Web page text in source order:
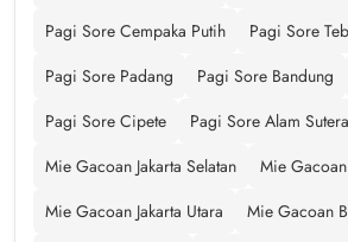
Pagi Sore Cempaka Putih
Pagi Sore
Pagi Sore Padang
Pagi Sore Bandung
Pagi Sore Cipete
Pagi Sore Alam Sutera
Mie Gacoan Jakarta Selatan
Mie Gacoan
Mie Gacoan Jakarta Utara
Mie Gacoan